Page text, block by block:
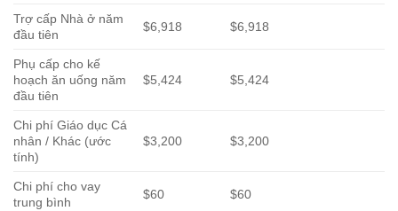
Trợ cấp Nhà ở năm
đầu tiên
$6,918 $6,918
Phụ cấp cho kế
hoạch ăn uống năm
đầu tiên
$5,424 $5,424
Chi phí Giáo dục Cá
nhân / Khác (ước
tính)
$3,200 $3,200
Chi phí cho vay
trung bình
$60 $60